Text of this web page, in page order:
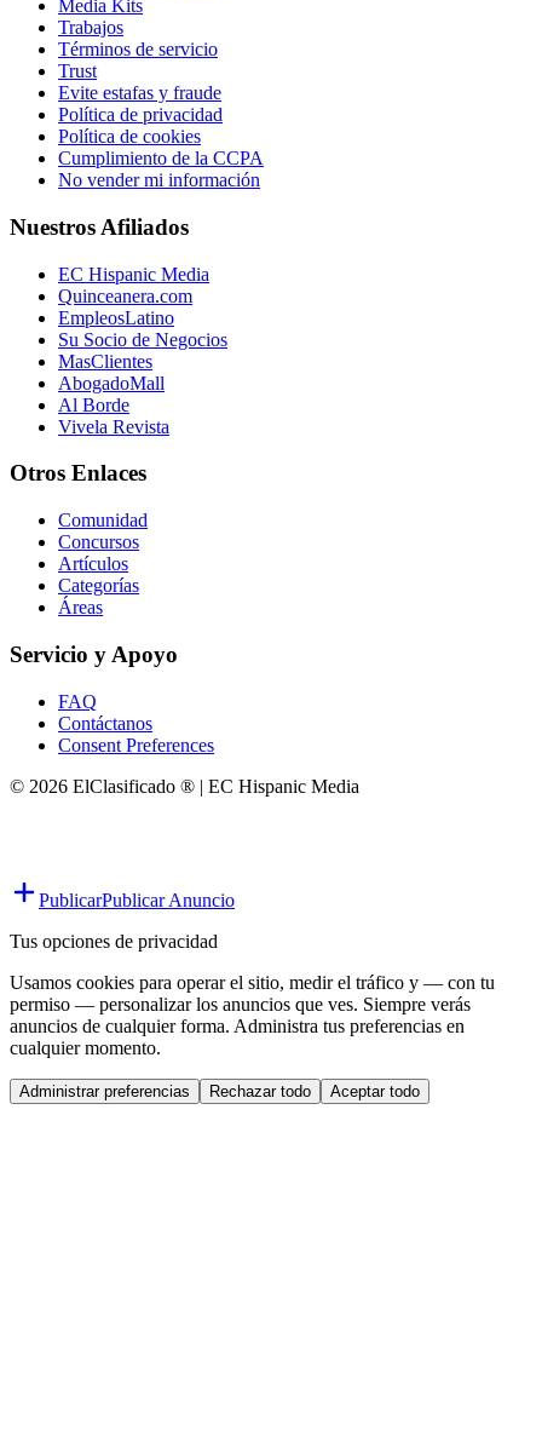
Media Kits
Trabajos
Términos de servicio
Trust
Evite estafas y fraude
Política de privacidad
Política de cookies
Cumplimiento de la CCPA
No vender mi información
Nuestros Afiliados
EC Hispanic Media
Quinceanera.com
EmpleosLatino
Su Socio de Negocios
MasClientes
AbogadoMall
Al Borde
Vivela Revista
Otros Enlaces
Comunidad
Concursos
Artículos
Categorías
Áreas
Servicio y Apoyo
FAQ
Contáctanos
Consent Preferences
© 2026 ElClasificado ® | EC Hispanic Media
PublicarPublicar Anuncio
Tus opciones de privacidad
Usamos cookies para operar el sitio, medir el tráfico y — con tu
permiso — personalizar los anuncios que ves. Siempre verás
anuncios de cualquier forma. Administra tus preferencias en
cualquier momento.
Administrar preferencias Rechazar todo Aceptar todo